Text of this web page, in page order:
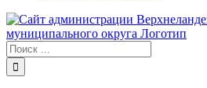
Результат
поиска: